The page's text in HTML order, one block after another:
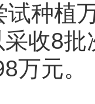
试种植
收8
万元